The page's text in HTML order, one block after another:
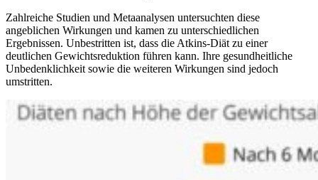
Zahlreiche Studien und Metaanalysen untersuchten diese
angeblichen Wirkungen und kamen zu unterschiedlichen
Ergebnissen. Unbestritten ist, dass die Atkins-Diät zu einer
deutlichen Gewichtsreduktion führen kann. Ihre gesundheitliche
Unbedenklichkeit sowie die weiteren Wirkungen sind jedoch
umstritten.